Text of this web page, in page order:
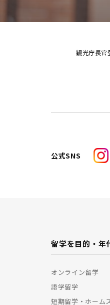
観光庁長官
公式SNS
留学を目的・年
オンライン留学
語学留学
短期留学・ホーム